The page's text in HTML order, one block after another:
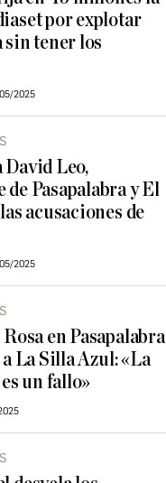
por explotar
sin tener los
2025
David Leo,
de Pasapalabra y El
acusaciones de
2025
en Pasapalabra
La Silla Azul: «La
un fallo»